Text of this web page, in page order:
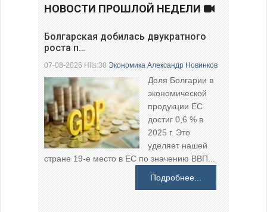
НОВОСТИ ПРОШЛОЙ НЕДЕЛИ
Болгарская добилась двукратного
роста п…
07-08-2026 Hits:38Экономика Александр Новинков
Доля Болгарии в
экономической
продукции ЕС
достиг 0,6 % в
2025 г. Это
уделяет нашей
стране 19-е место в ЕС по значению ВВП...
Подробнее...